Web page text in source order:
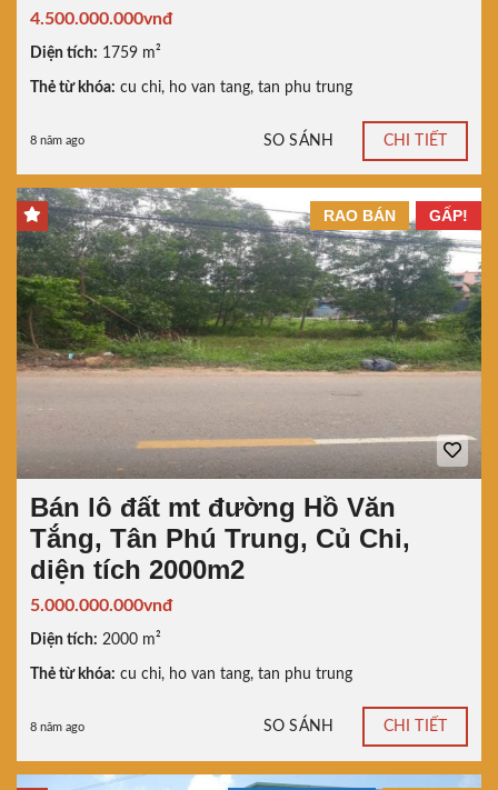
4.500.000.000vnđ
Diện tích: 1759 m²
Thẻ từ khóa: cu chi, ho van tang, tan phu trung
8 năm ago SO SÁNH CHI TIẾT
GẤP!
RAO BÁN
Bán lô đất mt đường Hồ Văn
Tắng, Tân Phú Trung, Củ Chi,
diện tích 2000m2
5.000.000.000vnđ
Diện tích: 2000 m²
Thẻ từ khóa: cu chi, ho van tang, tan phu trung
8 năm ago SO SÁNH CHI TIẾT